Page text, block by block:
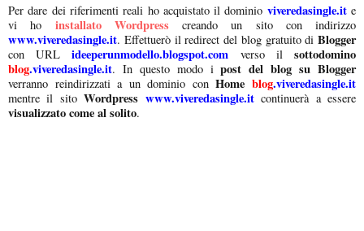
Per dare dei riferimenti reali ho acquistato il dominio viveredasingle.ite
vi ho installato Wordpresscreando un sito con indirizzo
www.viveredasingle.it. Effettuerò il redirect del blog gratuito di Blogger
con URLideeperunmodello.blogspot.com verso ilsottodomino
blog.viveredasingle.it. In questo modo ipost del blog su Blogger
verranno reindirizzati a un dominio conHome blog.viveredasingle.it
mentre il sitoWordpress www.viveredasingle.itcontinuerà a essere
visualizzato come al solito.